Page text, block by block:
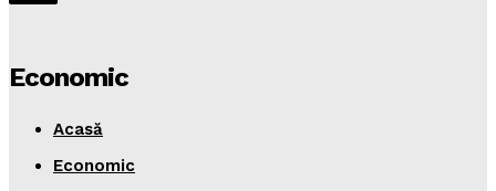
Economic
Acasă
Economic